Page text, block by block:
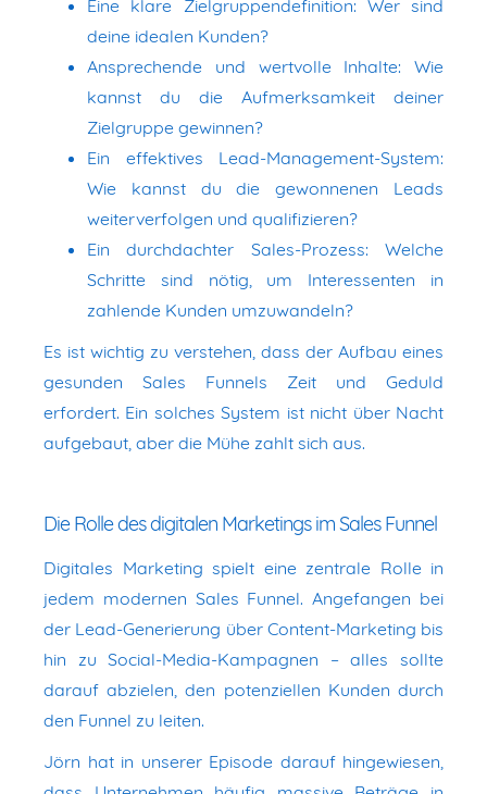
Eine klare Zielgruppendefinition: Wer sind
deine idealen Kunden?
Ansprechende und wertvolle Inhalte: Wie
kannst du die Aufmerksamkeit deiner
Zielgruppe gewinnen?
Ein effektives Lead-Management-System:
Wie kannst du die gewonnenen Leads
weiterverfolgen und qualifizieren?
Ein durchdachter Sales-Prozess: Welche
Schritte sind nötig, um Interessenten in
zahlende Kunden umzuwandeln?
Es ist wichtig zu verstehen, dass der Aufbau eines
gesunden Sales Funnels Zeit und Geduld
erfordert. Ein solches System ist nicht über Nacht
aufgebaut, aber die Mühe zahlt sich aus.
Die Rolle des digitalen Marketings im Sales Funnel
Digitales Marketing spielt eine zentrale Rolle in
jedem modernen Sales Funnel. Angefangen bei
der Lead-Generierung über Content-Marketing bis
hin zu Social-Media-Kampagnen – alles sollte
darauf abzielen, den potenziellen Kunden durch
den Funnel zu leiten.
Jörn hat in unserer Episode darauf hingewiesen,